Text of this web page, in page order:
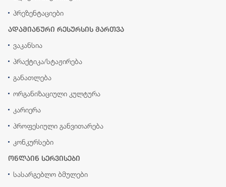
პრეზენტაციები
ადამიანური რესურსის მართვა
ვაკანსია
პრაქტიკა/სტაჟირება
განათლება
ორგანიზაციული კულტურა
კარიერა
პროფესიული განვითარება
კონკურსები
ონლაინ სერვისები
სასარგებლო ბმულები